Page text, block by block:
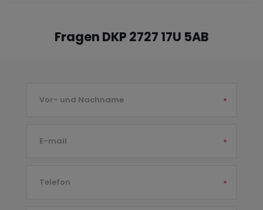
Fragen DKP 2727 17U 5AB
Vor- und Nachname *
E-mail *
Telefon *